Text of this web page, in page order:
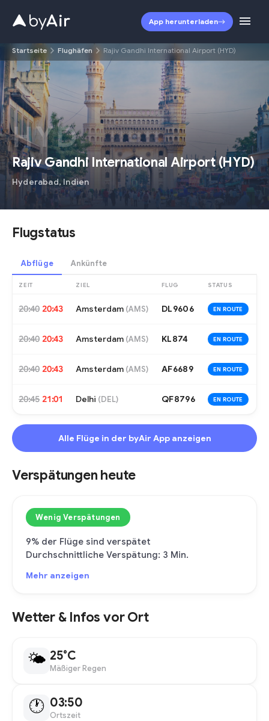
App herunterladen
Startseite Flughäfen Rajiv Gandhi International Airport (HYD)
HYD
Rajiv Gandhi International Airport(HYD)
Hyderabad,Indien
Flugstatus
Abflüge Ankünfte
ZEIT ZIEL FLUG STATUS
20:40 20:43 Amsterdam (AMS) DL9606 EN ROUTE
20:40 20:43 Amsterdam (AMS) KL874 EN ROUTE
20:40 20:43 Amsterdam (AMS) AF6689 EN ROUTE
20:45 21:01 Delhi (DEL) QF8796 EN ROUTE
Alle Flüge in der byAir App anzeigen
Verspätungen heute
Wenig Verspätungen
9% der Flüge sind verspätet
Durchschnittliche Verspätung: 3 Min.
Mehr anzeigen
Wetter & Infos vor Ort
🌤 25°C
Mäßiger Regen
🕐 03:50
Ortszeit